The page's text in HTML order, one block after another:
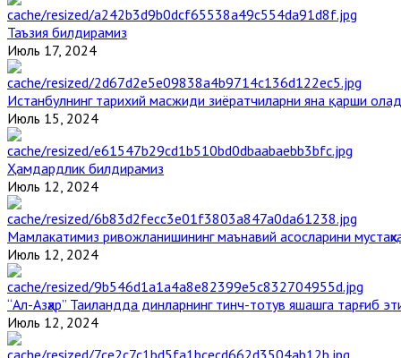
Таъзия билдирамиз
Июль 17, 2024
Истанбулнинг тарихий масжиди зиёратчиларни яна қарши
Июль 15, 2024
Ҳамдардлик билдирамиз
Июль 12, 2024
Мамлакатимиз ривожланишининг маънавий асосларини
Июль 12, 2024
“Ал-Азҳар” Таиландда динларнинг тинч-тотув яшашга тарғиб
Июль 12, 2024